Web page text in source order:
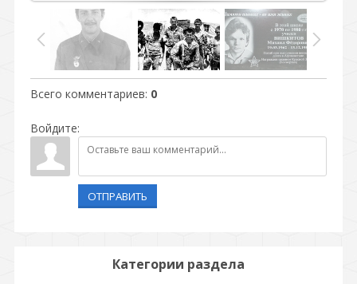
Всего комментариев: 0
Войдите:
ОТПРАВИТЬ
Категории раздела